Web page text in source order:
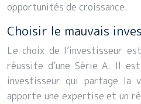
opportunités de croissance.
Choisir le mauvais
Le choix de l’investisseur
réussite d’une Série A. Il
investisseur qui partage la
apporte une expertise et un